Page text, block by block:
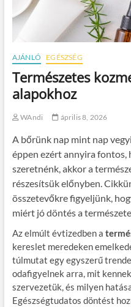
AJÁNLÓ EGÉSZSÉG
Természetes
alapokhoz
WAndi április 8, 2026
A bőrünk nap mint nap
éppen ezért annyira fontos,
szeretnénk, akkor a
részesítsük előnyben.
összetevőkre figyeljünk,
miért jó döntés a
Az elmúlt évtizedben a
kereslet meredeken
túlmutat egy egyszerű
odafigyelnek arra, mit
szervezetük, és milyen
Egészségtudatos döntést